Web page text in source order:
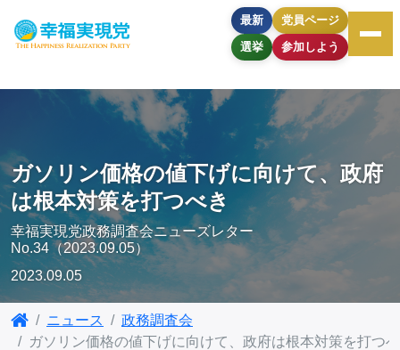
最新
選挙
党員ページ
参加しよう
ガソリン価格の値下げに向けて、政府
は根本対策を打つべき
幸福実現党政務調査会ニューズレター
No.34（2023.09.05）
2023.09.05
ニュース
政務調査会
ガソリン価格の値下げに向けて、政府は根本対策を打つ